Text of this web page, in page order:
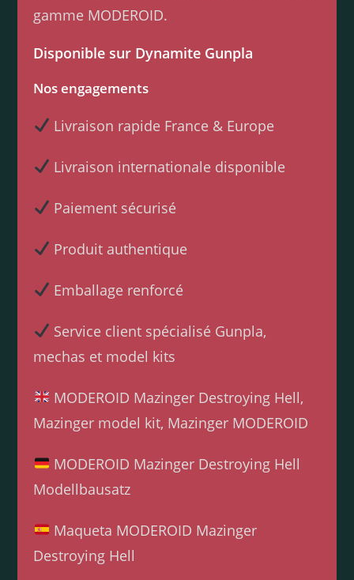
gamme MODEROID.
Disponible sur Dynamite Gunpla
Nos engagements
Livraison rapide France & Europe
Livraison internationale disponible
Paiement sécurisé
Produit authentique
Emballage renforcé
Service client spécialisé Gunpla,
mechas et model kits
MODEROID Mazinger Destroying Hell,
Mazinger model kit, Mazinger MODEROID
MODEROID Mazinger Destroying Hell
Modellbausatz
Maqueta MODEROID Mazinger
Destroying Hell